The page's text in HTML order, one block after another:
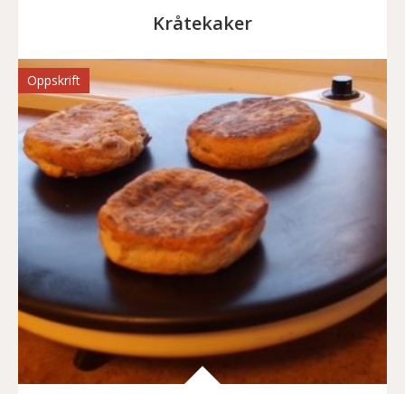
Kråtekaker
Oppskrift